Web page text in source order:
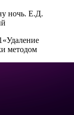
ночь. Е.Д.
методом